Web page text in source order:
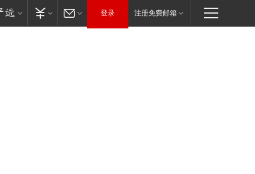
登录 注册免费邮箱